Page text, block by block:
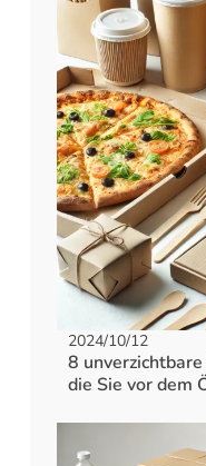
2024/10/12
8
die Sie vor dem